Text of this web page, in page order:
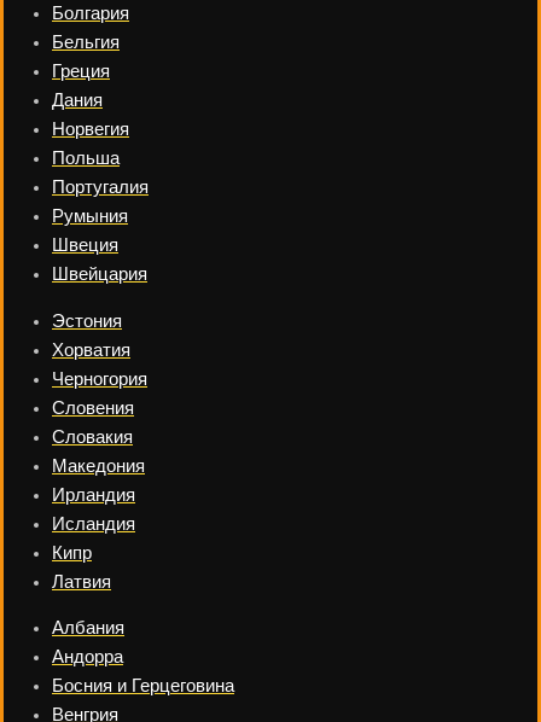
Болгария
Бельгия
Греция
Дания
Норвегия
Польша
Португалия
Румыния
Швеция
Швейцария
Эстония
Хорватия
Черногория
Словения
Словакия
Македония
Ирландия
Исландия
Кипр
Латвия
Албания
Андорра
Босния и Герцеговина
Венгрия